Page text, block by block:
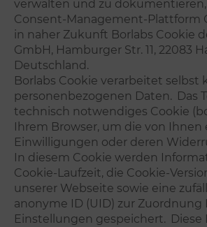
verwalten und zu
Consent-Management-Plattform
in naher Zukunft Borlabs Cookie
GmbH, Hamburger Str. 11, 22083
Deutschland.
Borlabs Cookie verarbeitet selbst
personenbezogenen Daten. Das
technisch notwendiges Cookie
Ihrem Browser, um die von Ihnen
Einwilligungen oder deren
In diesem Cookie werden
Cookie-Laufzeit, die Cookie-
unserer Webseite sowie eine
anonyme ID (UID) zur Zuordnung
Einstellungen gespeichert. Diese